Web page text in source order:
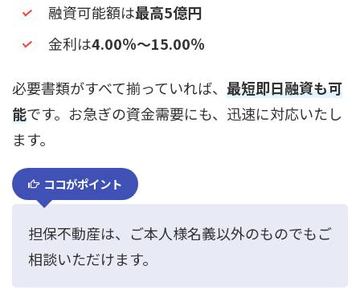
融資可能額は最高5億円
金利は4.00％～15.00％
必要書類がすべて揃っていれば、 最短即日融資も可
能です。お急ぎの資金需要にも、迅速に対応いたし
ます。
ココがポイント
担保不動産は、ご本人様名義以外のものでもご
相談いただけます。